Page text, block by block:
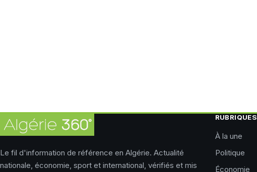
Le fil d'information de référence en Algérie. Actualité
nationale, économie, sport et international, vérifiés et mis
RUBRIQUES
À la une
Politique
Économie